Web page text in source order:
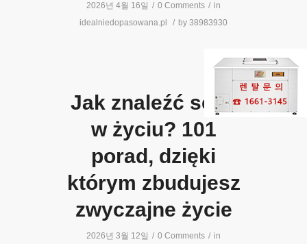
2026년 4월 16일 / 0 Comments / in
idealniedopasowana.pl
/ by 38983930
Jak znaleźć sens
w życiu? 101
porad, dzięki
którym zbudujesz
zwyczajne życie
2026년 3월 12일 / 0 Comments / in